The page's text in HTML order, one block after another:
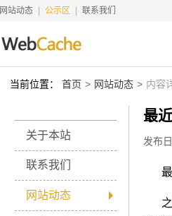
网站动态 公示区 联系我们
当前位置： 首页 网站动态 内容
关于本站
联系我们
网站动态
最
发布